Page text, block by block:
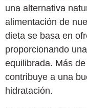
una alternativa
alimentación de
dieta se basa en
proporcionando
equilibrada. Más
contribuye a una
hidratación.